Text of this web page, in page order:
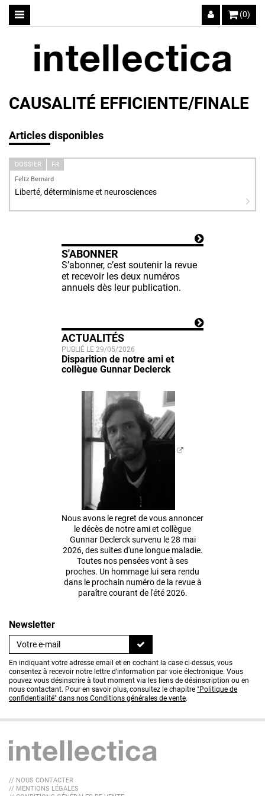
(0)
CAUSALITÉ EFFICIENTE/FINALE
Articles disponibles
DOSSIER
FR
Feltz Bernard
Liberté, déterminisme et neurosciences
S'ABONNER
S’abonner, c’est soutenir la revue
et recevoir les deux numéros
annuels dès leur publication.
ACTUALITÉS
PUBLIÉ LE 29/05/2026
Disparition de notre ami et
collègue Gunnar Declerck
Nous avons le regret de vous annoncer
le décès de notre ami et collègue
Gunnar Declerck survenu le 28 mai
2026, des suites d'une longue maladie.
Toutes nos pensées vont à ses
proches. Un hommage lui sera rendu
dans le prochain numéro de la revue à
paraître courant de l'été 2026.
Newsletter
En indiquant votre adresse email et en cochant la case ci-dessus, vous
consentez à recevoir notre lettre d'information par voie électronique. Vous
pouvez vous désinscrire à tout moment via les liens de désinscription ou en
nous contactant. Pour en savoir plus, consultez le chapitre "Politique de
confidentialité" dans nos Conditions générales de vente.
// NOUS CONTACTER
// MENTIONS LÉGALES